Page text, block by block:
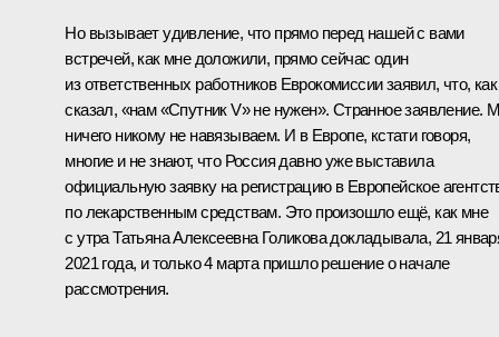
Но вызывает удивление, что прямо перед нашей с вами
встречей, как мне доложили, прямо сейчас один
из ответственных работников Еврокомиссии заявил, что,
сказал, «нам «Спутник V» не нужен». Странное заявление.
ничего никому не навязываем. И в Европе, кстати говоря,
многие и не знают, что Россия давно уже выставила
официальную заявку на регистрацию в Европейское
по лекарственным средствам. Это произошло ещё, как мне
с утра Татьяна Алексеевна Голикова докладывала, 21
2021 года, и только 4 марта пришло решение о начале
рассмотрения.